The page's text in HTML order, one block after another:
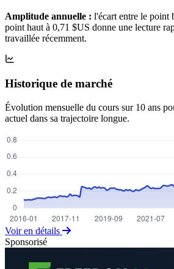
Amplitude annuelle : l'écart entre le point
point haut à 0,71 $US donne une lecture
travaillée récemment.
Historique de marché
Évolution mensuelle du cours sur 10 ans
actuel dans sa trajectoire longue.
Voir en détails
Sponsorisé